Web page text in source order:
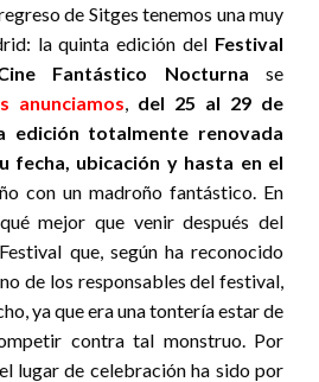
de Sitges tenemos una muy
la quinta edición del Festival
Fantástico Nocturna se
anunciamos
del 25 al 29 de
edición totalmente renovada
fecha, ubicación y hasta en el
con un madroño fantástico. En
mejor que venir después del
que, según ha reconocido
de los responsables del festival,
ya que era una tontería estar de
contra tal monstruo. Por
lugar de celebración ha sido por